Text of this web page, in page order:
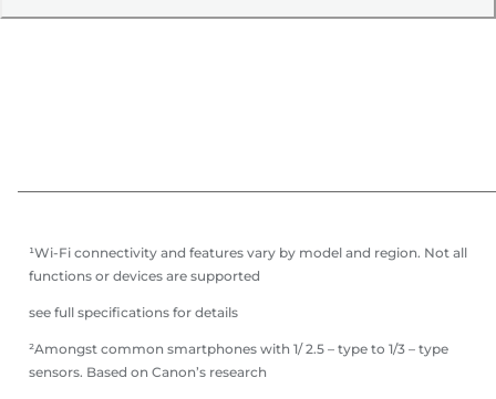
¹Wi-Fi connectivity and features vary by model and region. Not all
functions or devices are supported
see full specifications for details
²Amongst common smartphones with 1/ 2.5 – type to 1/3 – type
sensors. Based on Canon’s research